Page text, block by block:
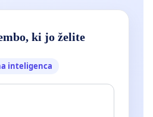
ki jo želite
inteligenca